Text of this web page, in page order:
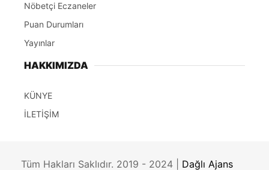
Nöbetçi Eczaneler
Puan Durumları
Yayınlar
HAKKIMIZDA
KÜNYE
İLETİŞİM
Tüm Hakları Saklıdır. 2019 - 2024 | Dağlı Ajans